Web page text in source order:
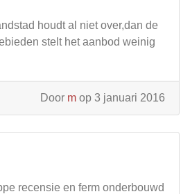
houdt al niet over,dan de
stelt het aanbod weinig
Door m op 3 januari 2016
recensie en ferm onderbouwd